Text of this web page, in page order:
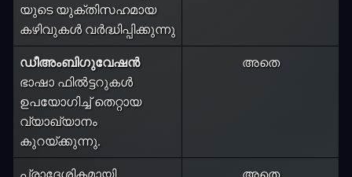
യുടെ യുക്തിസഹമായ
കഴിവുകൾ വർദ്ധിപ്പിക്കുന്നു
ഡീഅംബിഗുവേഷൻ
ഭാഷാ ഫിൽട്ടറുകൾ
ഉപയോഗിച്ച് തെറ്റായ
വ്യാഖ്യാനം
കുറയ്ക്കുന്നു.
അതെ
പ്രാദേശികമായി
അതെ